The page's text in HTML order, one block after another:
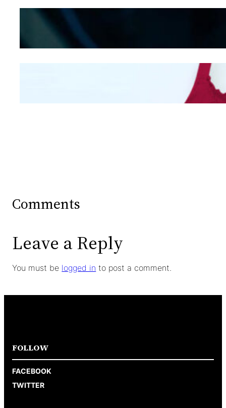
Kepribadian
Mengintip Kepribadian
Wanita Dari Warna Bra
Comments
Leave a Reply
You must be logged in to post a comment.
FOLLOW
FACEBOOK
TWITTER